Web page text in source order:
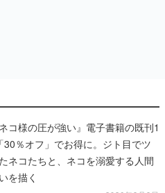
コ様の圧が強い』電子書籍の既刊1
30％オフ」でお得に。ジト目でツ
ネコたちと、ネコを溺愛する人間
を描く